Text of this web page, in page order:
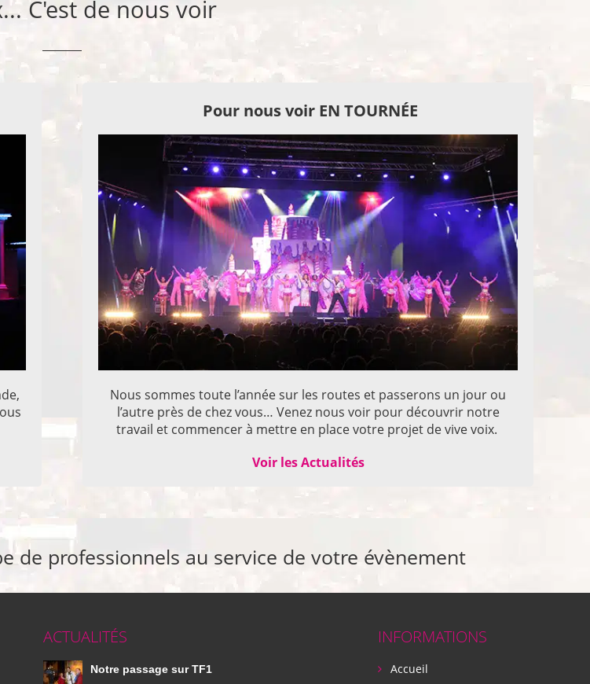
C'est de nous voir
Pour nous voir EN TOURNÉE
Nous sommes toute l’année sur les routes et passerons un jour ou
l’autre près de chez vous… Venez nous voir pour découvrir notre
travail et commencer à mettre en place votre projet de vive voix.
Voir les Actualités
de professionnels au service de votre évènement
ACTUALITÉS
Notre passage sur TF1
INFORMATIONS
Accueil